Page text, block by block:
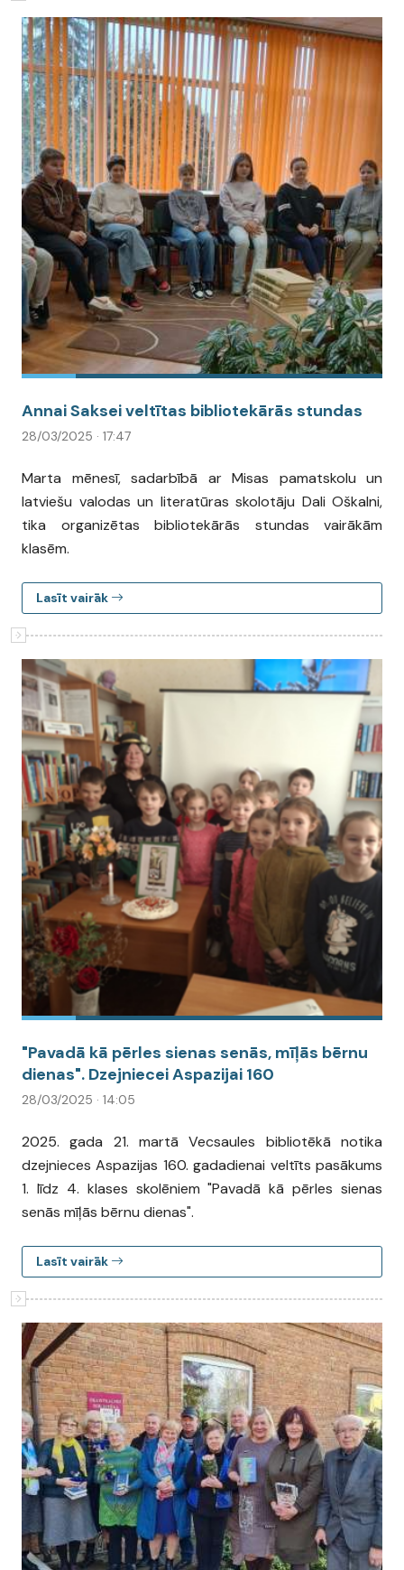
Annai Saksei veltītas bibliotekārās stundas
28/03/2025 · 17:47
Marta mēnesī, sadarbībā ar Misas pamatskolu un
latviešu valodas un literatūras skolotāju Dali Oškalni,
tika organizētas bibliotekārās stundas vairākām
klasēm.
Lasīt vairāk
"Pavadā kā pērles sienas senās, mīļās bērnu
dienas". Dzejniecei Aspazijai 160
28/03/2025 · 14:05
2025. gada 21. martā Vecsaules bibliotēkā notika
dzejnieces Aspazijas 160. gadadienai veltīts pasākums
1. līdz 4. klases skolēniem "Pavadā kā pērles sienas
senās mīļās bērnu dienas".
Lasīt vairāk